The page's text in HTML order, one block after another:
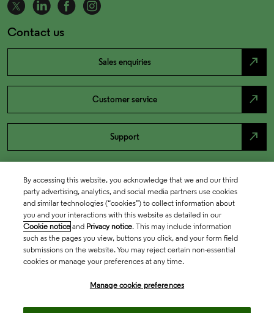
Contact us
Sales enquiries north_east
Customer service north_east
Support north_east
By accessing this website, you acknowledge that we and our third
party advertising, analytics, and social media partners use cookies
and similar technologies (“cookies”) to collect information about
you and your interactions with this website as detailed in our
Cookie notice and Privacy notice. This may include information
such as the pages you view, buttons you click, and your form field
submissions on the website. You may reject certain non-essential
cookies or manage your preferences at any time.
Manage cookie preferences